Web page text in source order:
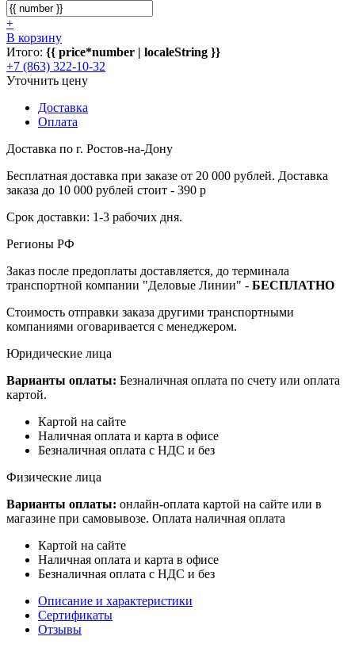
+
В корзину
Итого: {{ price*number | localeString }}
+7 (863) 322-10-32
Уточнить цену
Доставка
Оплата
Доставка по г. Ростов-на-Дону
Бесплатная доставка при заказе от 20 000 рублей. Доставка
заказа до 10 000 рублей стоит - 390 р
Срок доставки: 1-3 рабочих дня.
Регионы РФ
Заказ после предоплаты доставляется, до терминала
транспортной компании "Деловые Линии" - БЕСПЛАТНО
Стоимость отправки заказа другими транспортными
компаниями оговаривается с менеджером.
Юридические лица
Варианты оплаты: Безналичная оплата по счету или оплата
картой.
Картой на сайте
Наличная оплата и карта в офисе
Безналичная оплата с НДС и без
Физические лица
Варианты оплаты: онлайн-оплата картой на сайте или в
магазине при самовывозе. Оплата наличная оплата
Картой на сайте
Наличная оплата и карта в офисе
Безналичная оплата с НДС и без
Описание и характеристики
Сертификаты
Отзывы